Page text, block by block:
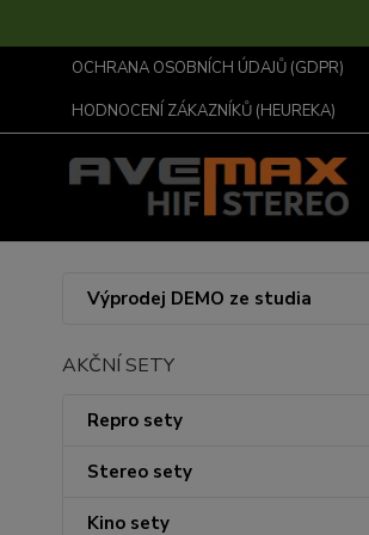
OCHRANA OSOBNÍCH ÚDAJŮ (GDPR)
HODNOCENÍ ZÁKAZNÍKŮ (HEUREKA)
Výprodej DEMO ze studia
AKČNÍ SETY
Repro sety
Stereo sety
Kino sety